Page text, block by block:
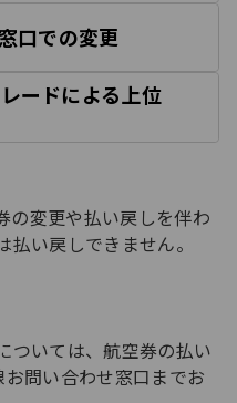
口での変更
く
ードによる上位
く
の変更や払い戻しを伴わ
い戻しできません。
ついては、航空券の払い
問い合わせ窓口までお